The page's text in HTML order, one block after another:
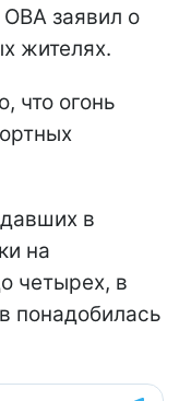
ОВА заявил о
жителях.
что огонь
в
на
четырех, в
понадобилась